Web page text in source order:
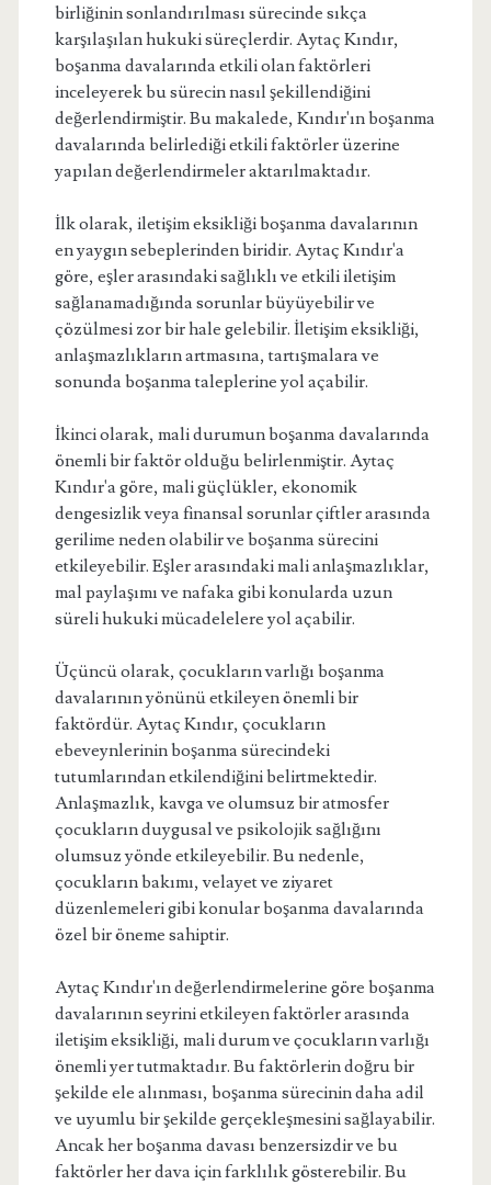
birliğinin sonlandırılması sürecinde sıkça
karşılaşılan hukuki süreçlerdir. Aytaç Kındır,
boşanma davalarında etkili olan faktörleri
inceleyerek bu sürecin nasıl şekillendiğini
değerlendirmiştir. Bu makalede, Kındır'ın boşanma
davalarında belirlediği etkili faktörler üzerine
yapılan değerlendirmeler aktarılmaktadır.
İlk olarak, iletişim eksikliği boşanma davalarının
en yaygın sebeplerinden biridir. Aytaç Kındır'a
göre, eşler arasındaki sağlıklı ve etkili iletişim
sağlanamadığında sorunlar büyüyebilir ve
çözülmesi zor bir hale gelebilir. İletişim eksikliği,
anlaşmazlıkların artmasına, tartışmalara ve
sonunda boşanma taleplerine yol açabilir.
İkinci olarak, mali durumun boşanma davalarında
önemli bir faktör olduğu belirlenmiştir. Aytaç
Kındır'a göre, mali güçlükler, ekonomik
dengesizlik veya finansal sorunlar çiftler arasında
gerilime neden olabilir ve boşanma sürecini
etkileyebilir. Eşler arasındaki mali anlaşmazlıklar,
mal paylaşımı ve nafaka gibi konularda uzun
süreli hukuki mücadelelere yol açabilir.
Üçüncü olarak, çocukların varlığı boşanma
davalarının yönünü etkileyen önemli bir
faktördür. Aytaç Kındır, çocukların
ebeveynlerinin boşanma sürecindeki
tutumlarından etkilendiğini belirtmektedir.
Anlaşmazlık, kavga ve olumsuz bir atmosfer
çocukların duygusal ve psikolojik sağlığını
olumsuz yönde etkileyebilir. Bu nedenle,
çocukların bakımı, velayet ve ziyaret
düzenlemeleri gibi konular boşanma davalarında
özel bir öneme sahiptir.
Aytaç Kındır'ın değerlendirmelerine göre boşanma
davalarının seyrini etkileyen faktörler arasında
iletişim eksikliği, mali durum ve çocukların varlığı
önemli yer tutmaktadır. Bu faktörlerin doğru bir
şekilde ele alınması, boşanma sürecinin daha adil
ve uyumlu bir şekilde gerçekleşmesini sağlayabilir.
Ancak her boşanma davası benzersizdir ve bu
faktörler her dava için farklılık gösterebilir. Bu